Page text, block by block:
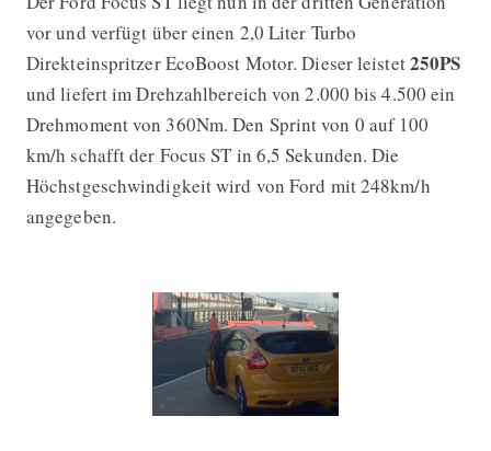
vor und verfügt über einen 2,0 Liter Turbo
Direkteinspritzer EcoBoost Motor. Dieser leistet250PS
und liefert im Drehzahlbereich von 2.000 bis 4.500 ein
Drehmoment von 360Nm. Den Sprint von 0 auf 100
km/h schafft der Focus ST in 6,5 Sekunden. Die
Höchstgeschwindigkeit wird von Ford mit 248km/h
angegeben.